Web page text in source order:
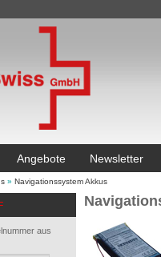
Angebote Newsletter
» Navigationssystem Akkus
aus